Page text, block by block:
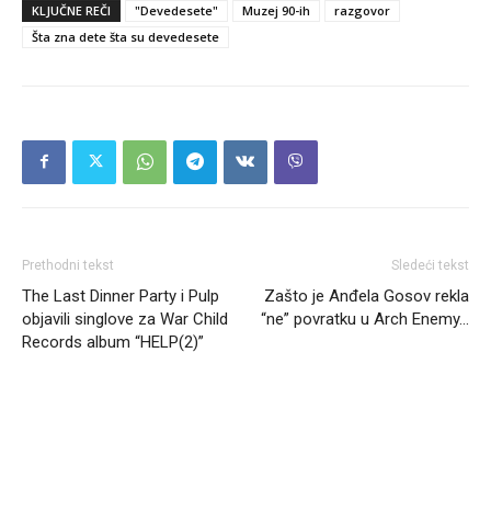
KLJUČNE REČI "Devedesete" Muzej 90-ih
razgovor
Šta zna dete šta su devedesete
Prethodni tekst
The Last Dinner Party i Pulp
objavili singlove za War Child
Records album “HELP(2)”
Sledeći tekst
Zašto je Anđela Gosov rekla
“ne” povratku u Arch Enemy…